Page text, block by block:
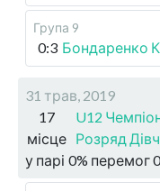
Група 9
0:3 Бондаренко
31 трав, 2019
17
місце
U12
Розряд
у парі 0% перемог0